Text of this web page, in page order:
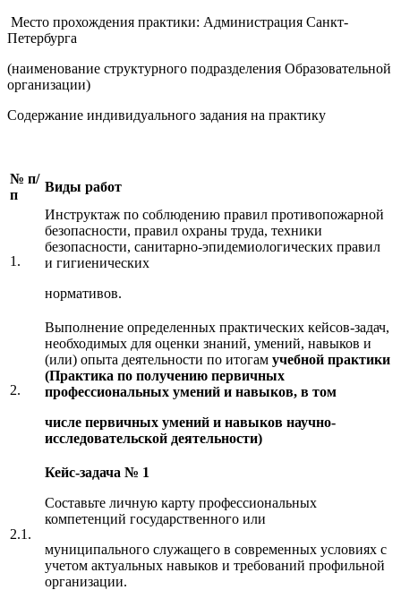
Место прохождения практики: Администрация Санкт-
Петербурга
(наименование структурного подразделения Образовательной
организации)
Содержание индивидуального задания на практику
№ п/
п
Виды работ
1.
Инструктаж по соблюдению правил противопожарной
безопасности, правил охраны труда, техники
безопасности, санитарно-эпидемиологических правил
и гигиенических
нормативов.
2.
Выполнение определенных практических кейсов-задач,
необходимых для оценки знаний, умений, навыков и
(или) опыта деятельности по итогам учебной практики
(Практика по получению первичных
профессиональных умений и навыков, в том
числе первичных умений и навыков научно-
исследовательской деятельности)
2.1.
Кейс-задача № 1
Составьте личную карту профессиональных
компетенций государственного или
муниципального служащего в современных условиях с
учетом актуальных навыков и требований профильной
организации.